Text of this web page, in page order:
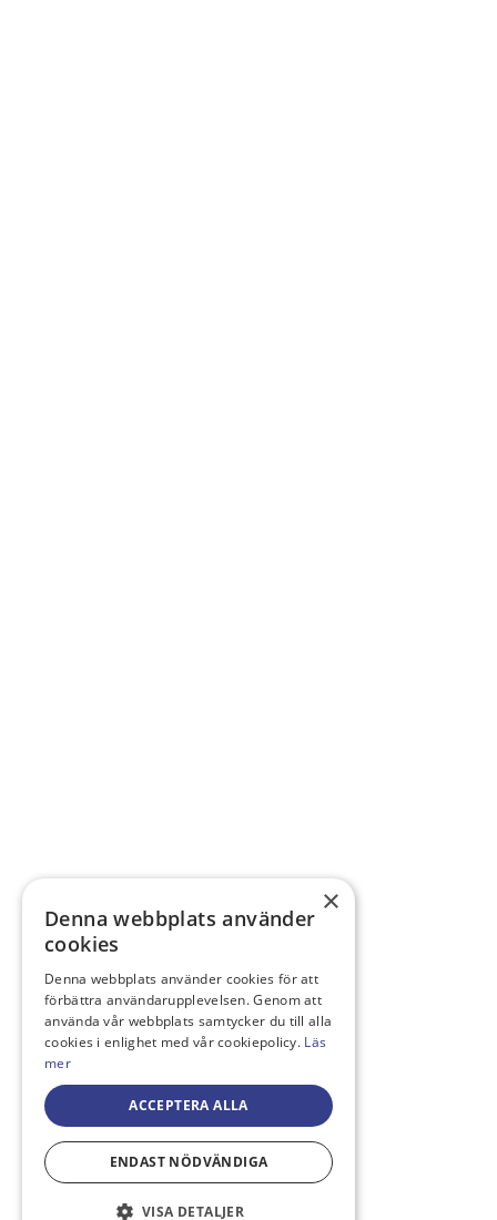
×
Denna webbplats använder
cookies
Denna webbplats använder cookies för att
förbättra användarupplevelsen. Genom att
använda vår webbplats samtycker du till alla
cookies i enlighet med vår cookiepolicy. Läs
mer
ACCEPTERA ALLA
ENDAST NÖDVÄNDIGA
VISA DETALJER